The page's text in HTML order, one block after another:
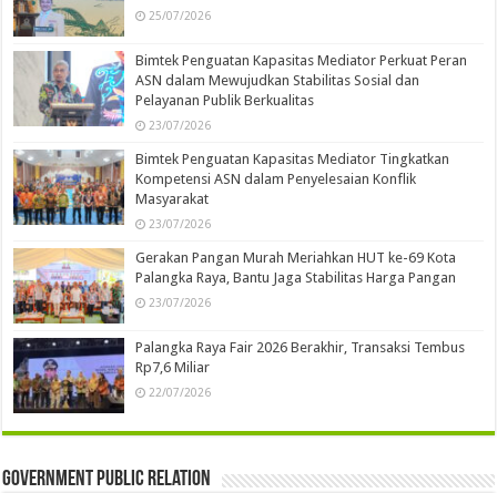
25/07/2026
Bimtek Penguatan Kapasitas Mediator Perkuat Peran
ASN dalam Mewujudkan Stabilitas Sosial dan
Pelayanan Publik Berkualitas
23/07/2026
Bimtek Penguatan Kapasitas Mediator Tingkatkan
Kompetensi ASN dalam Penyelesaian Konflik
Masyarakat
23/07/2026
Gerakan Pangan Murah Meriahkan HUT ke-69 Kota
Palangka Raya, Bantu Jaga Stabilitas Harga Pangan
23/07/2026
Palangka Raya Fair 2026 Berakhir, Transaksi Tembus
Rp7,6 Miliar
22/07/2026
Government Public Relation